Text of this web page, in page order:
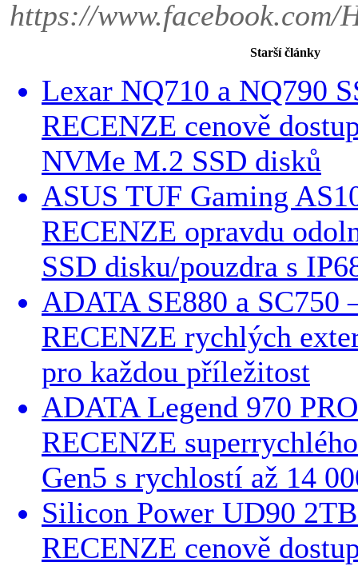
https://www.facebook.com/
Starší články
Lexar NQ710 a NQ790
RECENZE cenově
NVMe M.2 SSD disků
ASUS TUF Gaming
RECENZE opravdu
SSD disku/pouzdra s
ADATA SE880 a SC750
RECENZE rychlých
pro každou příležitost
ADATA Legend 970
RECENZE
Gen5 s rychlostí až 14
Silicon Power UD90
RECENZE cenově